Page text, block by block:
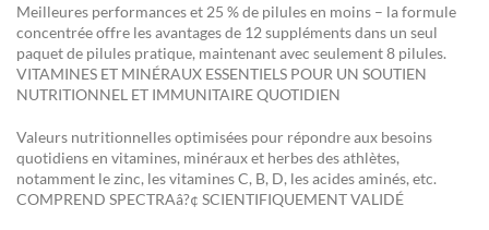
Meilleures performances et 25 % de pilules en moins – la formule
concentrée offre les avantages de 12 suppléments dans un seul
paquet de pilules pratique, maintenant avec seulement 8 pilules.
VITAMINES ET MINÉRAUX ESSENTIELS POUR UN SOUTIEN
NUTRITIONNEL ET IMMUNITAIRE QUOTIDIEN
Valeurs nutritionnelles optimisées pour répondre aux besoins
quotidiens en vitamines, minéraux et herbes des athlètes,
notamment le zinc, les vitamines C, B, D, les acides aminés, etc.
COMPREND SPECTRAâ?¢ SCIENTIFIQUEMENT VALIDÉ